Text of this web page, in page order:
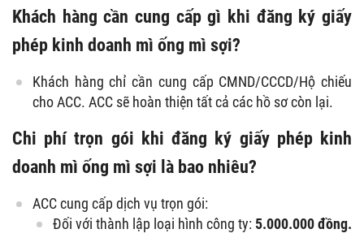
Khách hàng cần cung cấp gì khi đăng ký giấy
phép kinh doanh mì ống mì sợi?
Khách hàng chỉ cần cung cấp CMND/CCCD/Hộ chiếu
cho ACC. ACC sẽ hoàn thiện tất cả các hồ sơ còn lại.
Chi phí trọn gói khi đăng ký giấy phép kinh
doanh mì ống mì sợi là bao nhiêu?
ACC cung cấp dịch vụ trọn gói:
Đối với thành lập loại hình công ty: 5.000.000 đồng.